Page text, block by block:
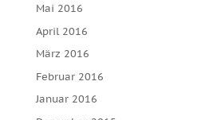
Mai 2016
April 2016
März 2016
Februar 2016
Januar 2016